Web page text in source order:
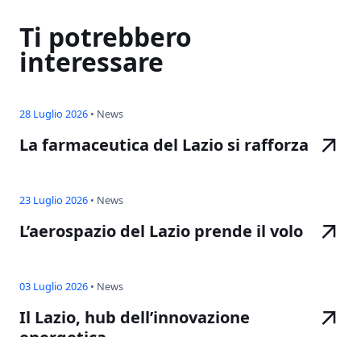
Ti potrebbero
interessare
28 Luglio 2026 • News
La farmaceutica del Lazio si rafforza
23 Luglio 2026 • News
L’aerospazio del Lazio prende il volo
03 Luglio 2026 • News
Il Lazio, hub dell’innovazione